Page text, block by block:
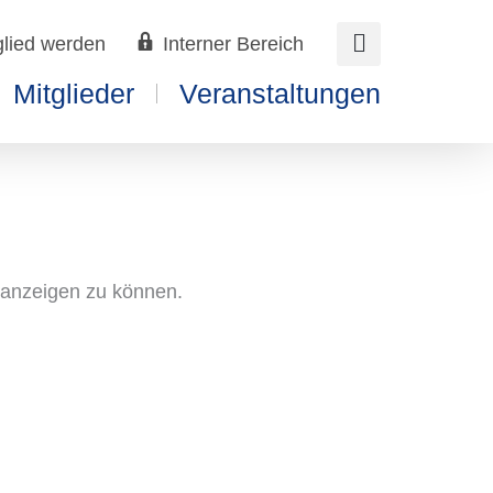
werden Interner Bereich
Mitglieder Veranstaltungen
zu können.